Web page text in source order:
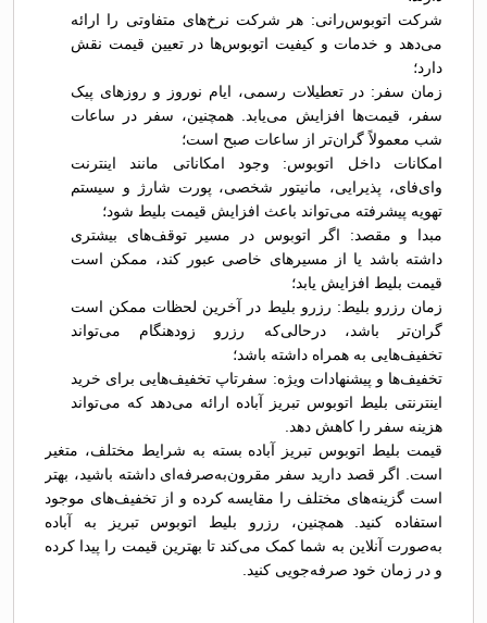
شرکت اتوبوس‌رانی: هر شرکت نرخ‌های متفاوتی را ارائه
می‌دهد و خدمات و کیفیت اتوبوس‌ها در تعیین قیمت نقش
دارد؛
زمان سفر: در تعطیلات رسمی، ایام نوروز و روزهای پیک
سفر، قیمت‌ها افزایش می‌یابد. همچنین، سفر در ساعات
شب معمولاً گران‌تر از ساعات صبح است؛
امکانات داخل اتوبوس: وجود امکاناتی مانند اینترنت
وای‌فای، پذیرایی، مانیتور شخصی، پورت شارژ و سیستم
تهویه پیشرفته می‌تواند باعث افزایش قیمت بلیط شود؛
مبدا و مقصد: اگر اتوبوس در مسیر توقف‌های بیشتری
داشته باشد یا از مسیرهای خاصی عبور کند، ممکن است
قیمت بلیط افزایش یابد؛
زمان رزرو بلیط: رزرو بلیط در آخرین لحظات ممکن است
گران‌تر باشد، درحالی‌که رزرو زودهنگام می‌تواند
تخفیف‌هایی به همراه داشته باشد؛
تخفیف‌ها و پیشنهادات ویژه: سفرتاپ تخفیف‌هایی برای خرید
اینترنتی بلیط اتوبوس تبريز آباده ارائه می‌دهد که می‌تواند
هزینه سفر را کاهش دهد.
قیمت بلیط اتوبوس تبريز آباده بسته به شرایط مختلف، متغیر
است. اگر قصد دارید سفر مقرون‌به‌صرفه‌ای داشته باشید، بهتر
است گزینه‌های مختلف را مقایسه کرده و از تخفیف‌های موجود
استفاده کنید. همچنین، رزرو بلیط اتوبوس تبريز به آباده
به‌صورت آنلاین به شما کمک می‌کند تا بهترین قیمت را پیدا کرده
و در زمان خود صرفه‌جویی کنید.